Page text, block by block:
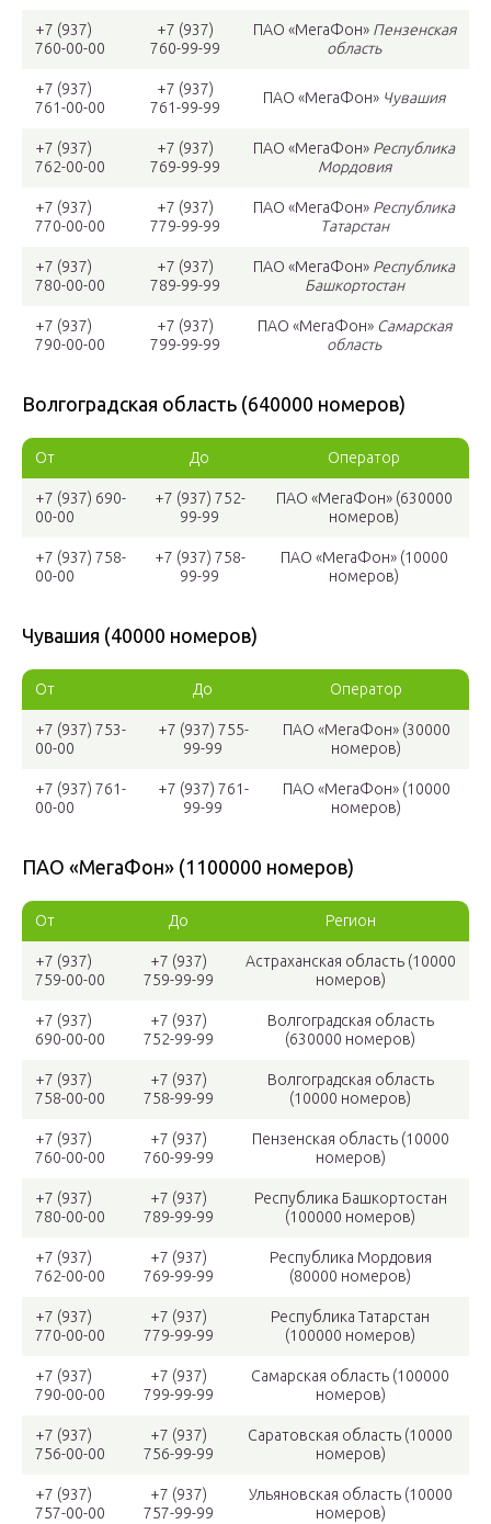
+7 (937)
760-00-00
+7 (937)
760-99-99
ПАО «МегаФон»Пензенская
область
+7 (937)
761-00-00
+7 (937)
761-99-99
ПАО «МегаФон» Чувашия
+7 (937)
762-00-00
+7 (937)
769-99-99
ПАО «МегаФон» Республика
Мордовия
+7 (937)
770-00-00
+7 (937)
779-99-99
ПАО «МегаФон» Республика
Татарстан
+7 (937)
780-00-00
+7 (937)
789-99-99
ПАО «МегаФон» Республика
Башкортостан
+7 (937)
790-00-00
+7 (937)
799-99-99
ПАО «МегаФон»Самарская
область
Волгоградская область (640000 номеров)
От До Оператор
+7 (937) 690-
00-00
+7 (937) 752-
99-99
ПАО «МегаФон» (630000
номеров)
+7 (937) 758-
00-00
+7 (937) 758-
99-99
ПАО «МегаФон» (10000
номеров)
Чувашия (40000 номеров)
От До Оператор
+7 (937) 753-
00-00
+7 (937) 755-
99-99
ПАО «МегаФон» (30000
номеров)
+7 (937) 761-
00-00
+7 (937) 761-
99-99
ПАО «МегаФон» (10000
номеров)
ПАО «МегаФон» (1100000 номеров)
От До Регион
+7 (937)
759-00-00
+7 (937)
759-99-99
Астраханская область (10000
номеров)
+7 (937)
690-00-00
+7 (937)
752-99-99
Волгоградская область
(630000 номеров)
+7 (937)
758-00-00
+7 (937)
758-99-99
Волгоградская область
(10000 номеров)
+7 (937)
760-00-00
+7 (937)
760-99-99
Пензенская область (10000
номеров)
+7 (937)
780-00-00
+7 (937)
789-99-99
Республика Башкортостан
(100000 номеров)
+7 (937)
762-00-00
+7 (937)
769-99-99
Республика Мордовия
(80000 номеров)
+7 (937)
770-00-00
+7 (937)
779-99-99
Республика Татарстан
(100000 номеров)
+7 (937)
790-00-00
+7 (937)
799-99-99
Самарская область (100000
номеров)
+7 (937)
756-00-00
+7 (937)
756-99-99
Саратовская область (10000
номеров)
+7 (937)
757-00-00
+7 (937)
757-99-99
Ульяновская область (10000
номеров)